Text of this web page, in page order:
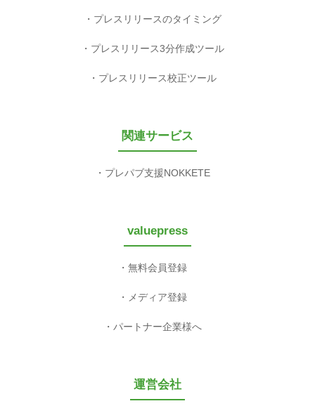
プレスリリースのタイミング
プレスリリース3分作成ツール
プレスリリース校正ツール
関連サービス
プレパブ支援NOKKETE
valuepress
無料会員登録
メディア登録
パートナー企業様へ
運営会社